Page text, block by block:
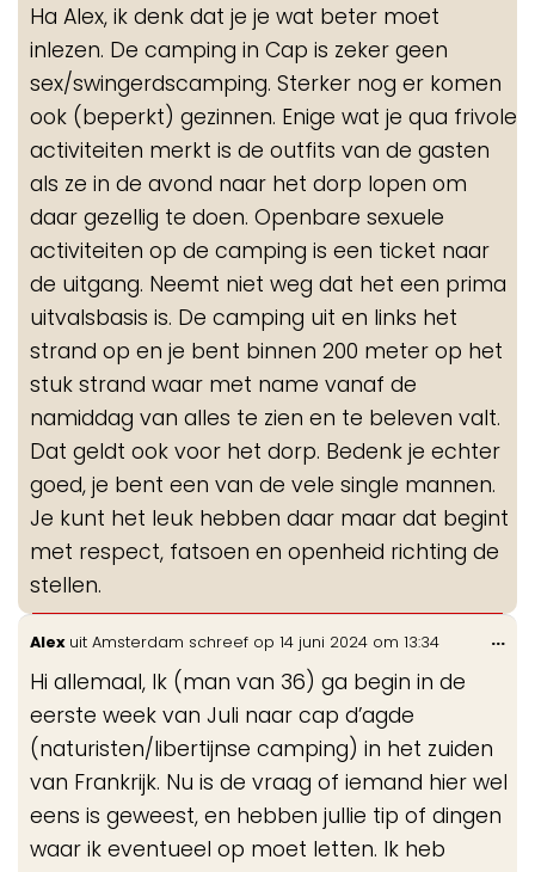
Ha Alex, ik denk dat je je wat beter moet
inlezen. De camping in Cap is zeker geen
sex/swingerdscamping. Sterker nog er komen
ook (beperkt) gezinnen. Enige wat je qua frivole
activiteiten merkt is de outfits van de gasten
als ze in de avond naar het dorp lopen om
daar gezellig te doen. Openbare sexuele
activiteiten op de camping is een ticket naar
de uitgang. Neemt niet weg dat het een prima
uitvalsbasis is. De camping uit en links het
strand op en je bent binnen 200 meter op het
stuk strand waar met name vanaf de
namiddag van alles te zien en te beleven valt.
Dat geldt ook voor het dorp. Bedenk je echter
goed, je bent een van de vele single mannen.
Je kunt het leuk hebben daar maar dat begint
met respect, fatsoen en openheid richting de
stellen.
Alex uit Amsterdam schreef op 14 juni 2024 om 13:34
Hi allemaal, Ik (man van 36) ga begin in de
eerste week van Juli naar cap d’agde
(naturisten/libertijnse camping) in het zuiden
van Frankrijk. Nu is de vraag of iemand hier wel
eens is geweest, en hebben jullie tip of dingen
waar ik eventueel op moet letten. Ik heb
...